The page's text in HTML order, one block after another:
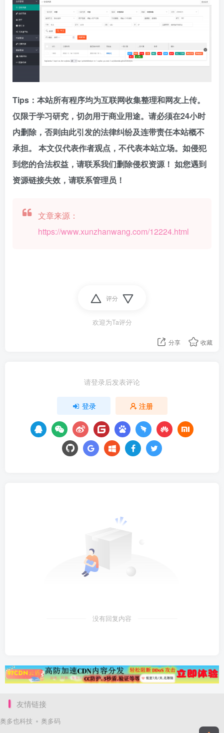
Tips：本站所有程序均为互联网收集整理和网友上传。
仅限于学习研究，切勿用于商业用途。请必须在24小时
内删除，否则由此引发的法律纠纷及连带责任本站概不
承担。
本文仅代表作者观点，不代表本站立场。如侵犯
到您的合法权益，请联系我们删除侵权资源！ 如您遇到
资源链接失效，请联系管理员！
文章来源：
https://www.xunzhanwang.com/12224.html
评分
欢迎为Ta评分
分享 收藏
请登录后发表评论
登录 注册
没有回复内容
友情链接
奥多也科技 奥多码